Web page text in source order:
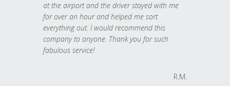
at the airport and the driver stayed with me
for over an hour and helped me sort
everything out. I would recommend this
company to anyone. Thank you for such
fabulous service!
R.M.